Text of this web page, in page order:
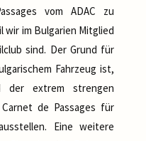
vom ADAC zu
im Bulgarien Mitglied
sind. Der Grund für
Fahrzeug ist,
der extrem strengen
de Passages für
Eine weitere